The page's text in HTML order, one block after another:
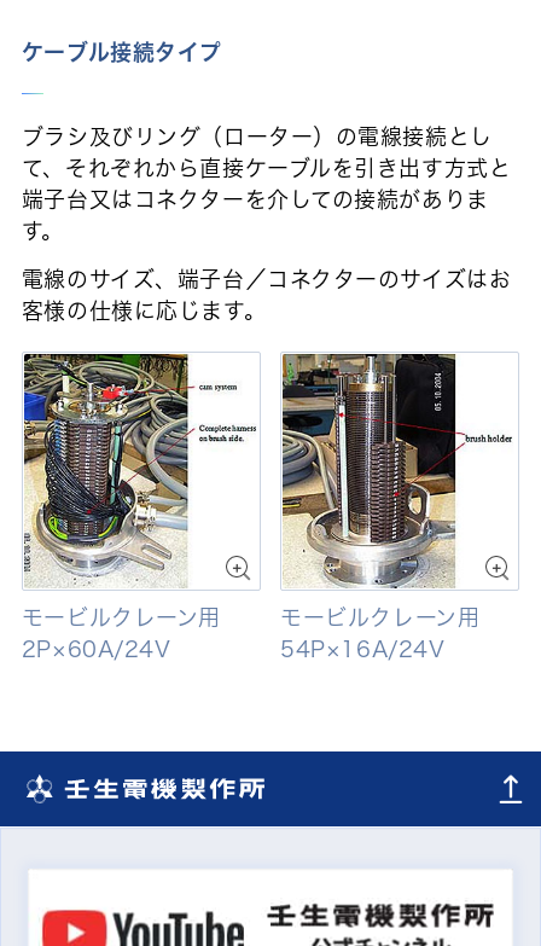
ケーブル接続タイプ
ブラシ及びリング（ローター）の電線接続とし
て、それぞれから直接ケーブルを引き出す方式と
端子台又はコネクターを介しての接続がありま
す。
電線のサイズ、端子台／コネクターのサイズはお
客様の仕様に応じます。
モービルクレーン用
2P×60A/24V
モービルクレーン用
54P×16A/24V